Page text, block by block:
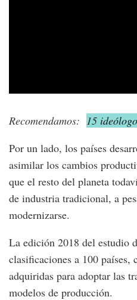
Recomendamos: 15
Por un lado, los países
asimilar los cambios
que el resto del planeta
de industria tradicional, a
modernizarse.
La edición 2018 del estudio
clasificaciones a 100 países,
adquiridas para adoptar las
modelos de producción.